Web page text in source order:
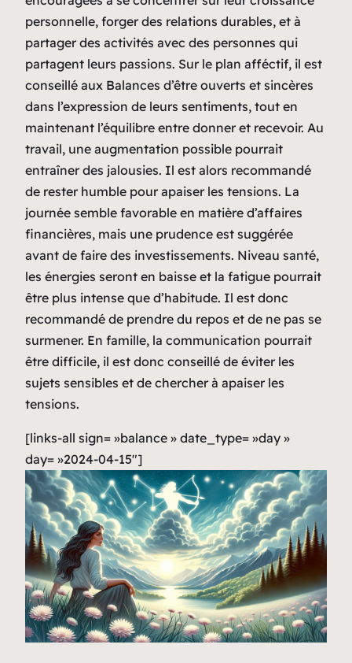
personnelle, forger des relations durables, et à
partager des activités avec des personnes qui
partagent leurs passions. Sur le plan afféctif, il est
conseillé aux Balances d’être ouverts et sincères
dans l’expression de leurs sentiments, tout en
maintenant l’équilibre entre donner et recevoir. Au
travail, une augmentation possible pourrait
entraîner des jalousies. Il est alors recommandé
de rester humble pour apaiser les tensions. La
journée semble favorable en matière d’affaires
financières, mais une prudence est suggérée
avant de faire des investissements. Niveau santé,
les énergies seront en baisse et la fatigue pourrait
être plus intense que d’habitude. Il est donc
recommandé de prendre du repos et de ne pas se
surmener. En famille, la communication pourrait
être difficile, il est donc conseillé de éviter les
sujets sensibles et de chercher à apaiser les
tensions.
[links-all sign= »balance » date_type= »day »
day= »2024-04-15″]